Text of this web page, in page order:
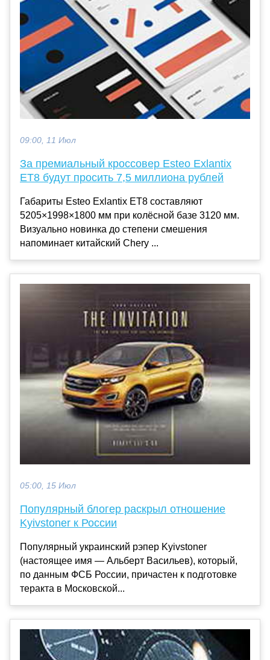
09:00, 11 Июл
За премиальный кроссовер Esteo Exlantix
ET8 будут просить 7,5 миллиона рублей
Габариты Esteo Exlantix ET8 составляют
5205×1998×1800 мм при колёсной базе 3120 мм.
Визуально новинка до степени смешения
напоминает китайский Chery ...
05:00, 15 Июл
Популярный блогер раскрыл отношение
Kyivstoner к России
Популярный украинский рэпер Kyivstoner
(настоящее имя — Альберт Васильев), который,
по данным ФСБ России, причастен к подготовке
теракта в Московской...